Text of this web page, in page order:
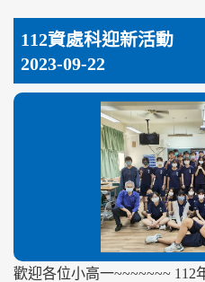
112資處科迎新活動
2023-09-22
歡迎各位小高一~~~~~~~ 112